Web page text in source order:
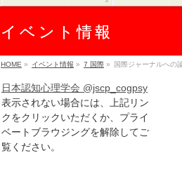
イベント情報
HOME » イベント情報 » 7 国際 » 国際ジャーナルへの
日本認知心理学会 @jscp_cogpsy
表示されない場合には、上記リン
クをクリックいただくか、プライ
ベートブラウジングを解除してご
覧ください。